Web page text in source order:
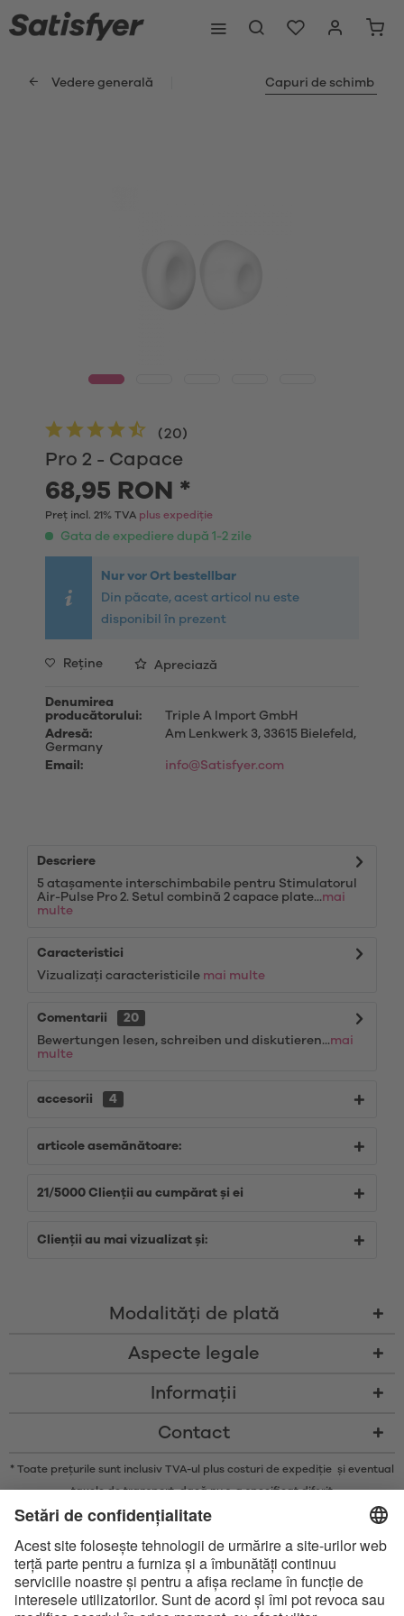
Vedere generală Capuri de schimb
Pro 2 - Capace
(20)
68,95 RON *
Preț incl. 21% TVA plus expediție
Gata de expediere după 1-2 zile
Nur vor Ort bestellbar
Din păcate, acest articol nu este
disponibil în prezent
Reţine Apreciază
Denumirea
producătorului:
Triple A Import GmbH
Adresă:
Am Lenkwerk 3, 33615 Bielefeld,
Germany
Email:
info@Satisfyer.com
Descriere
5 atașamente interschimbabile pentru Stimulatorul
Air-Pulse Pro 2. Setul combină 2 capace plate...mai
multe
Caracteristici
Vizualizați caracteristicile mai multe
Comentarii
20
Bewertungen lesen, schreiben und diskutieren...mai
multe
accesorii 4
articole asemănătoare:
21/5000 Clienții au cumpărat și ei
Clienții au mai vizualizat și:
Modalităţi de plată
Aspecte legale
Informații
Contact
* Toate prețurile sunt inclusiv TVA-ul plus costuri de expediție și eventual
taxele de transport, dacă nu s-a specificat diferit
* Marca și logo-urile Bluetooth® sunt mărci comerciale înregistrate
Satisfyer GmbH se face doar sub licență.
Apple, sigla Apple și Apple Watch sunt mărci comerciale ale Apple Inc.
Google Play și logoul Google Play sunt mărci comerciale ale Google LLC.